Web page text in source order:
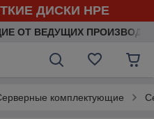
ДИСКИ HPE
ОТ ВЕДУЩИХ
комплектующие